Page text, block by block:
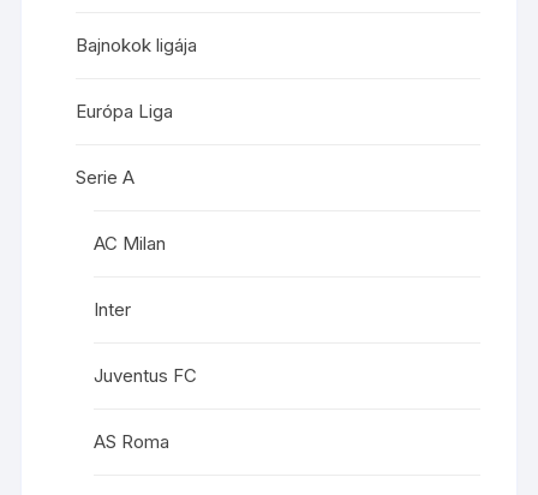
Bajnokok ligája
Európa Liga
Serie A
AC Milan
Inter
Juventus FC
AS Roma